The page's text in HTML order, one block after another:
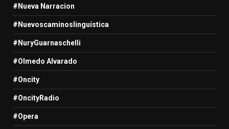
#Nueva Narracion
#Nuevoscaminoslinguística
#NuryGuarnaschelli
#Olmedo Alvarado
#Oncity
#OncityRadio
#Opera